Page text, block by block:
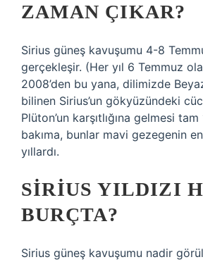
ZAMAN ÇIKAR?
Sirius güneş kavuşumu 4-8
gerçekleşir. (Her yıl 6 Temmuz
2008’den bu yana, dilimizde
bilinen Sirius’un gökyüzündeki
Plüton’un karşıtlığına gelmesi
bakıma, bunlar mavi gezegenin
yıllardı.
SIRIUS YILDIZI
BURÇTA?
Sirius güneş kavuşumu nadir